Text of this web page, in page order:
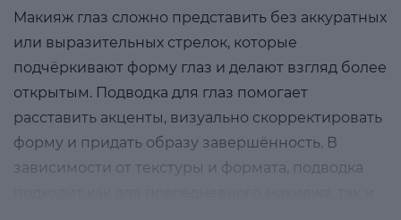
Макияж глаз сложно представить без аккуратных
или выразительных стрелок, которые
подчёркивают форму глаз и делают взгляд более
открытым. Подводка для глаз помогает
расставить акценты, визуально скорректировать
форму и придать образу завершённость. В
зависимости от текстуры и формата, подводка